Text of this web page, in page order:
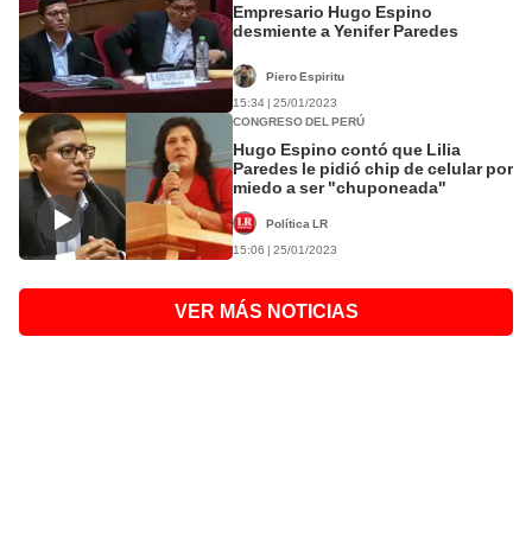
Empresario Hugo Espino
desmiente a Yenifer Paredes
Piero Espiritu
15:34 | 25/01/2023
CONGRESO DEL PERÚ
Hugo Espino contó que Lilia
Paredes le pidió chip de celular por
miedo a ser "chuponeada"
Política LR
15:06 | 25/01/2023
VER MÁS NOTICIAS